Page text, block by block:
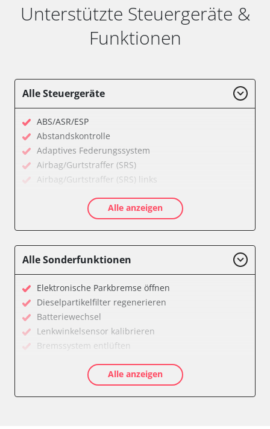
Unterstützte Steuergeräte &
Funktionen
Alle Steuergeräte
ABS/ASR/ESP
Abstandskontrolle
Adaptives Federungssystem
Airbag/Gurtstraffer (SRS)
Airbag/Gurtstraffer (SRS) links
Aktiver Kollisionsschutz
Anhängersteuergerät
Batteriemanagement
CD-Wechsler
Command
Dachbedieneinheit (DBE)
Diagnoseschnittstelle (EOBD/OBDII)
Einparkhilfe
Elektronische Zündanlage
Elektronisches Stabilitätsprogramm (ESP)
Elektronisches Wählhebel-Modul (EWM)
Alle anzeigen
Alle Sonderfunktionen
Elektronische Parkbremse öffnen
Dieselpartikelfilter regenerieren
Batteriewechsel
Lenkwinkelsensor kalibrieren
Bremssystem entlüften
Luftmassenmesser anlernen
Elektronische Parkbremse kalibrieren
Alle anzeigen